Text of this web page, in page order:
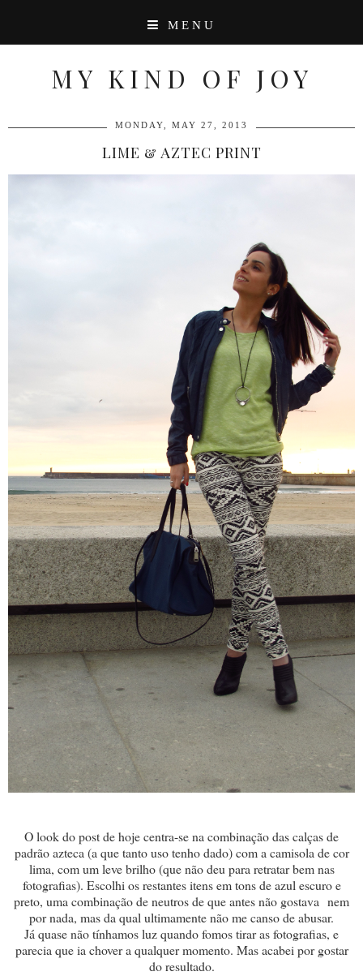
MENU
MY KIND OF JOY
MONDAY, MAY 27, 2013
LIME & AZTEC PRINT
O look do post de hoje centra-se na combinação das calças de
padrão azteca (a que tanto uso tenho dado) com a camisola de cor
lima, com um leve brilho (que não deu para retratar bem nas
fotografias). Escolhi os restantes itens em tons de azul escuro e
preto, uma combinação de neutros de que antes não gostava nem
por nada, mas da qual ultimamente não me canso de abusar.
Já quase não tínhamos luz quando fomos tirar as fotografias, e
parecia que ia chover a qualquer momento. Mas acabei por gostar
do resultado.